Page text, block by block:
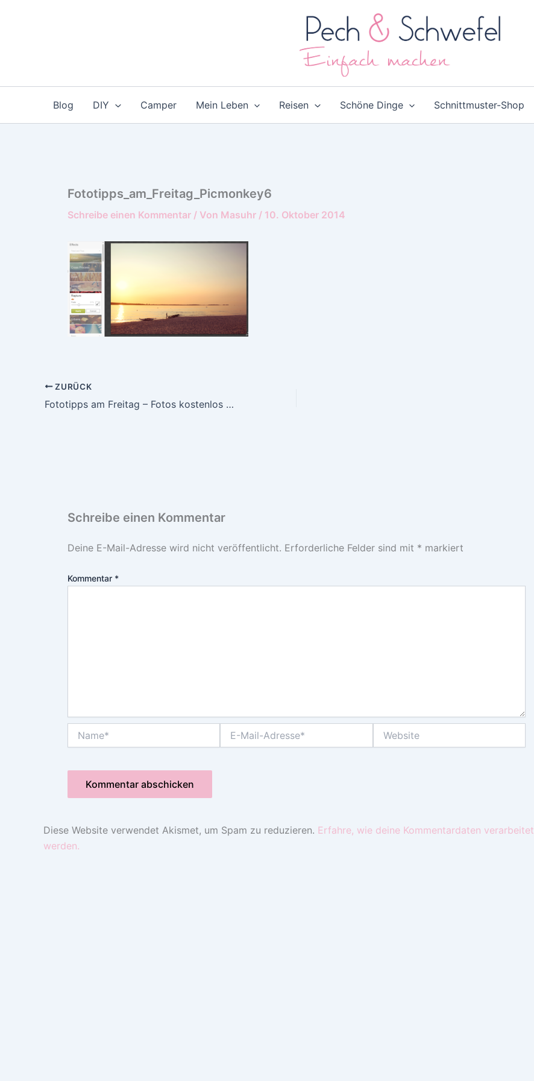
Blog DIY Camper Mein Leben Reisen Schöne Dinge Schnittmuster-Shop
Fototipps_am_Freitag_Picmonkey6
Schreibe einen Kommentar / Von Masuhr / 10. Oktober 2014
ZURÜCK
Fototipps am Freitag – Fotos kostenlos bearbeiten
Schreibe einen Kommentar
Deine E-Mail-Adresse wird nicht veröffentlicht. Erforderliche Felder sind mit * markiert
Kommentar *
Mail-
Diese Website verwendet Akismet, um Spam zu reduzieren. Erfahre, wie deine Kommentardaten verarbeitet
werden.